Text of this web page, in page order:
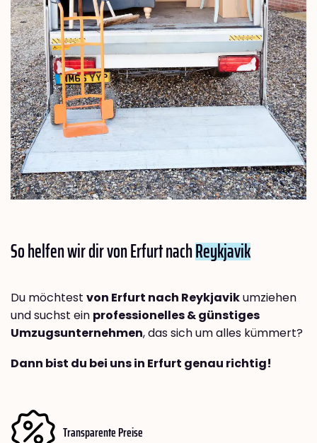
So helfen wir dir von Erfurt nachReykjavik
Du möchtest von Erfurt nach Reykjavikumziehen
und suchst ein professionelles & günstiges
Umzugsunternehmen, das sich um alles kümmert?
Dann bist du bei uns in Erfurt genau richtig!
Transparente Preise